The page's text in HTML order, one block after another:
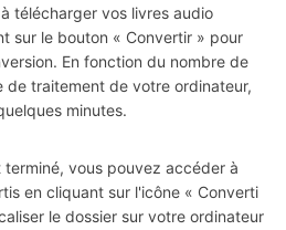
télécharger vos livres audio
sur le bouton « Convertir » pour
En fonction du nombre de
de traitement de votre ordinateur,
minutes.
vous pouvez accéder à
en cliquant sur l'icône « Converti
le dossier sur votre ordinateur